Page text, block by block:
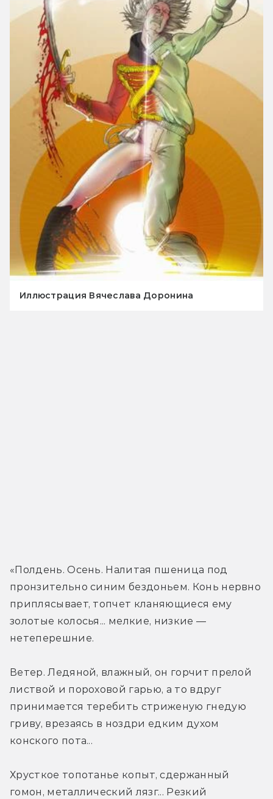
Иллюстрация Вячеслава Доронина
«Полдень. Осень. Налитая пшеница под
пронзительно синим бездоньем. Конь нервно
приплясывает, топчет кланяющиеся ему
золотые колосья... мелкие, низкие —
нетеперешние.
Ветер. Ледяной, влажный, он горчит прелой
листвой и пороховой гарью, а то вдруг
принимается теребить стриженую гнедую
гриву, врезаясь в ноздри едким духом
конского пота...
Хрусткое топотанье копыт, сдержанный
гомон, металлический лязг... Резкий